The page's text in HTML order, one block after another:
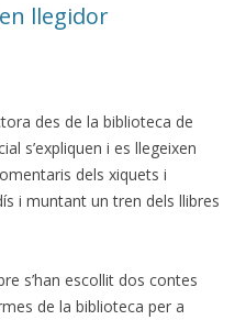
llegidor
des de la biblioteca de
s’expliquen i es llegeixen
dels xiquets i
i muntant un tren dels llibres
s’han escollit dos contes
de la biblioteca per a